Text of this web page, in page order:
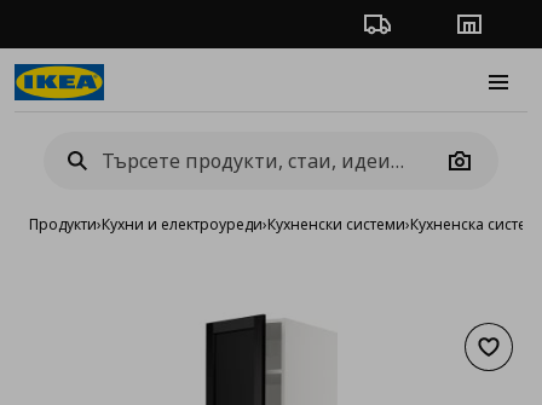
Проследяване на
Camera
Продукти›Кухни и електроуреди›Кухненски системи›Кухненска